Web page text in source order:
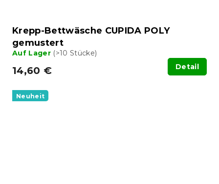
Krepp-Bettwäsche CUPIDA POLY
gemustert
Auf Lager (>10 Stücke)
14,60 € Detail
Neuheit